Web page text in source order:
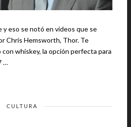
y eso se notó en videos que se
Hemsworth, Thor. Te
de calor 7 …
CULTURA